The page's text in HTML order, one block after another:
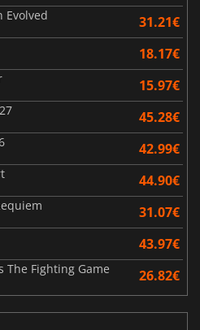
Evolved 31.21€
18.17€
15.97€
45.28€
42.99€
44.90€
31.07€
43.97€
The Fighting Game 26.82€